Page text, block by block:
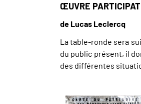
ŒUVRE
de Lucas Leclercq
La table-ronde sera
du public présent, il
des différentes